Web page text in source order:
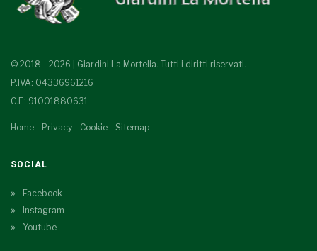
© 2018 - 2026 | Giardini La Mortella. Tutti i diritti riservati.
P.IVA: 04336961216
C.F.: 91001880631
Home - Privacy - Cookie - Sitemap
SOCIAL
Facebook
Instagram
Youtube